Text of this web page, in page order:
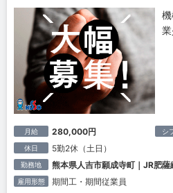
業
月給 280,000円 シ
休日 5勤2休（土日）
勤務地 熊本県人吉市願成寺町｜JR肥
雇用形態 期間工・期間従業員